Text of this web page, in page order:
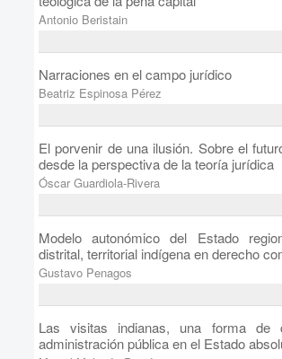
Antonio Beristain
Narraciones en el campo jurídico
Beatriz Espinosa Pérez
El porvenir de una ilusión. Sobre el
desde la perspectiva de la teoría jurídica
Óscar Guardiola-Rivera
Modelo autonómico del Estado
distrital, territorial indígena en derecho
Gustavo Penagos
Las visitas indianas, una forma de
administración pública en el Estado